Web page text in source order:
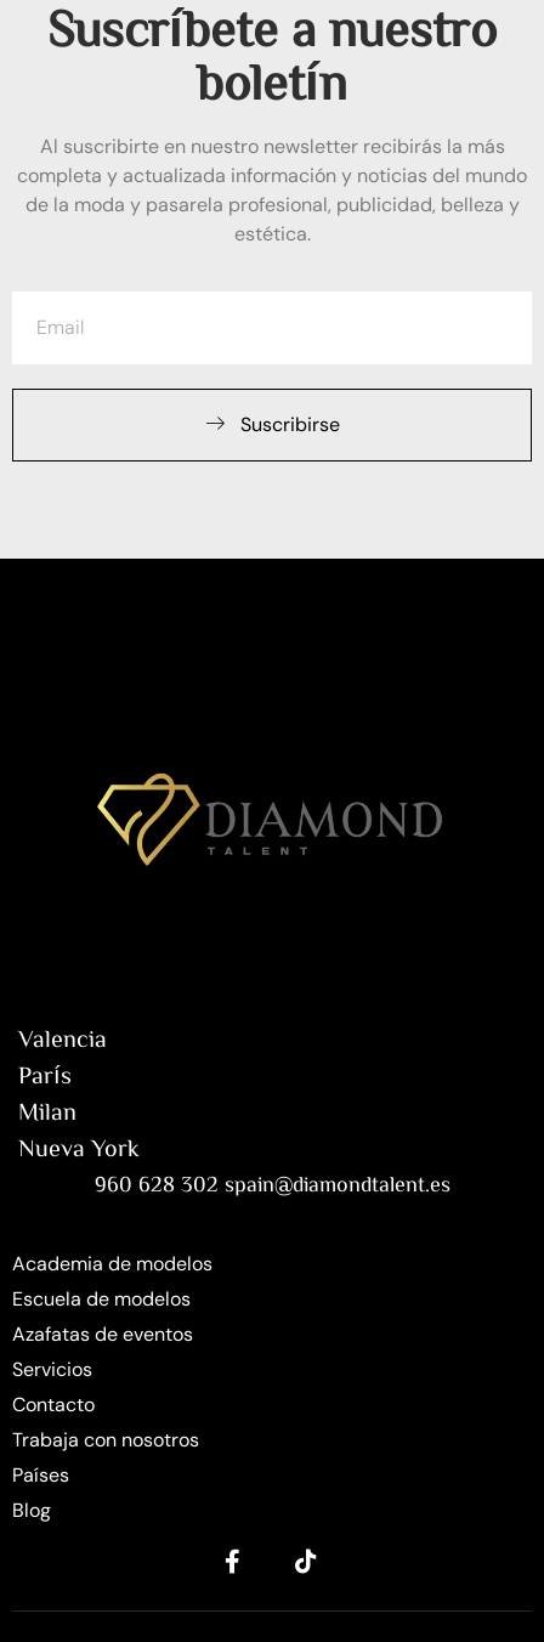
Suscríbete a nuestro
boletín
Al suscribirte en nuestro newsletter recibirás la más
completa y actualizada información y noticias del mundo
de la moda y pasarela profesional, publicidad, belleza y
estética.
Suscribirse
Valencia
París
Milan
Nueva York
960 628 302 spain@diamondtalent.es
Academia de modelos
Escuela de modelos
Azafatas de eventos
Servicios
Contacto
Trabaja con nosotros
Países
Blog